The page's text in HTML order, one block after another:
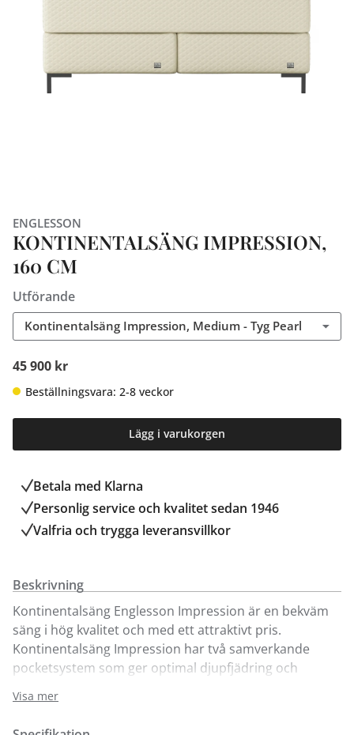
ENGLESSON
KONTINENTALSÄNG IMPRESSION,
160 CM
Utförande
Kontinentalsäng Impression, Medium - Tyg Pearl
45 900 kr
Beställningsvara: 2-8 veckor
Lägg i varukorgen
Betala med Klarna
Personlig service och kvalitet sedan 1946
Valfria och trygga leveransvillkor
Beskrivning
Kontinentalsäng Englesson Impression är en bekväm
säng i hög kvalitet och med ett attraktivt pris.
Kontinentalsäng Impression har två samverkande
pocketsystem som ger optimal djupfjädring och
eller medium/fast i kombination. Sängen är ca. 45 cm
hög, exklusive ben och bäddmadrass.
Visa mer